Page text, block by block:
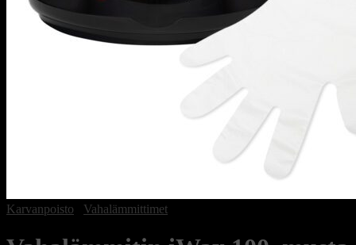
Karvanpoisto Vahalämmittimet